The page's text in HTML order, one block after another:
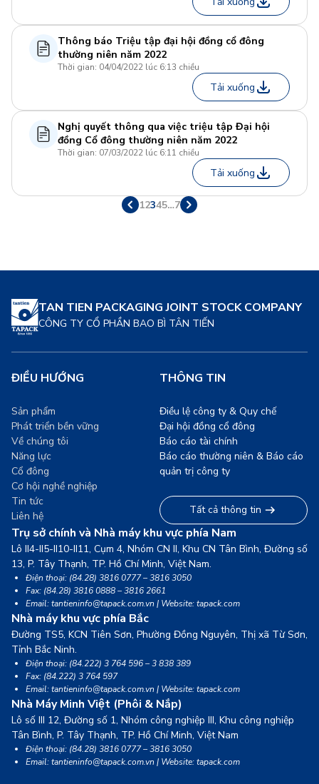
Thông báo Triệu tập đại hội đồng cổ đông
thường niên năm 2022
Thời gian: 04/04/2022 lúc 6:13 chiều
Tải xuống
Nghị quyết thông qua việc triệu tập Đại hội
đồng Cổ đông thường niên năm 2022
Thời gian: 07/03/2022 lúc 6:11 chiều
Tải xuống
12345…7
TAN TIEN PACKAGING JOINT STOCK COMPANY
CÔNG TY CỔ PHẦN BAO BÌ TÂN TIẾN
Trụ sở chính và Nhà máy khu vực phía Nam
Lô II4-II5-II10-II11, Cụm 4, Nhóm CN II, Khu CN Tân Bình, Đường số
13, P. Tây Thạnh, TP. Hồ Chí Minh, Việt Nam.
Điện thoại: (84.28) 3816 0777 – 3816 3050
Fax: (84.28) 3816 0888 – 3816 2661
Email: tantieninfo@tapack.com.vn | Website: tapack.com
Nhà máy khu vực phía Bắc
Đường TS5, KCN Tiên Sơn, Phường Đồng Nguyên, Thị xã Từ Sơn,
Tỉnh Bắc Ninh.
Điện thoại: (84.222) 3 764 596 – 3 838 389
Fax: (84.222) 3 764 597
Email: tantieninfo@tapack.com.vn | Website: tapack.com
Nhà Máy Minh Việt (Phôi & Nắp)
Lô số III 12, Đường số 1, Nhóm công nghiệp III, Khu công nghiệp
Tân Bình, P. Tây Thạnh, TP. Hồ Chí Minh, Việt Nam
Điện thoại: (84.28) 3816 0777 – 3816 3050
Email: tantieninfo@tapack.com.vn | Website: tapack.com
ĐIỀU HƯỚNG
Sản phẩm
Phát triển bền vững
Về chúng tôi
Năng lực
Cổ đông
Cơ hội nghề nghiệp
Tin tức
Liên hệ
THÔNG TIN
Điều lệ công ty & Quy chế
Đại hội đồng cổ đông
Báo cáo tài chính
Báo cáo thường niên & Báo cáo
quản trị công ty
Tất cả thông tin